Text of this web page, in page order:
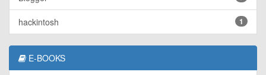
hackintosh 1
E-BOOKS